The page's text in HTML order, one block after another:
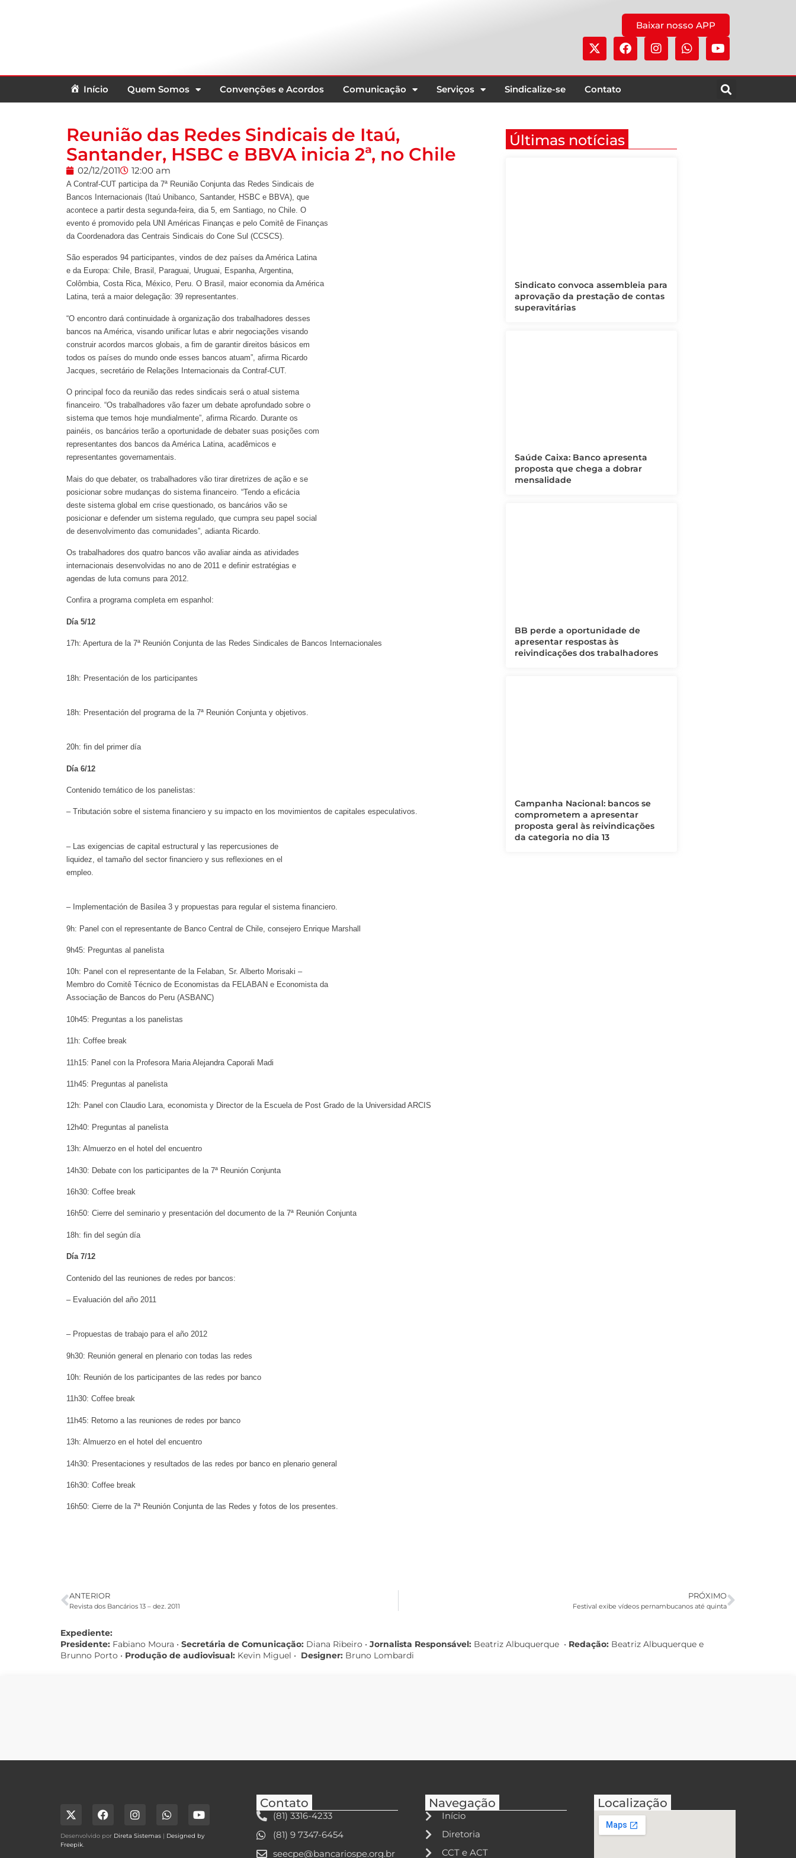
Baixar nosso APP
Início Quem Somos Convenções e Acordos Comunicação Serviços Sindicalize-se Contato
Reunião das Redes Sindicais de Itaú,
Santander, HSBC e BBVA inicia 2ª, no Chile
02/12/2011 12:00 am
A Contraf-CUT participa da 7ª Reunião Conjunta das Redes Sindicais de
Bancos Internacionais (Itaú Unibanco, Santander, HSBC e BBVA), que
acontece a partir desta segunda-feira, dia 5, em Santiago, no Chile. O
evento é promovido pela UNI Américas Finanças e pelo Comitê de Finanças
da Coordenadora das Centrais Sindicais do Cone Sul (CCSCS).
São esperados 94 participantes, vindos de dez países da América Latina
e da Europa: Chile, Brasil, Paraguai, Uruguai, Espanha, Argentina,
Colômbia, Costa Rica, México, Peru. O Brasil, maior economia da América
Latina, terá a maior delegação: 39 representantes.
“O encontro dará continuidade à organização dos trabalhadores desses
bancos na América, visando unificar lutas e abrir negociações visando
construir acordos marcos globais, a fim de garantir direitos básicos em
todos os países do mundo onde esses bancos atuam”, afirma Ricardo
Jacques, secretário de Relações Internacionais da Contraf-CUT.
O principal foco da reunião das redes sindicais será o atual sistema
financeiro. “Os trabalhadores vão fazer um debate aprofundado sobre o
sistema que temos hoje mundialmente”, afirma Ricardo. Durante os
painéis, os bancários terão a oportunidade de debater suas posições com
representantes dos bancos da América Latina, acadêmicos e
representantes governamentais.
Mais do que debater, os trabalhadores vão tirar diretrizes de ação e se
posicionar sobre mudanças do sistema financeiro. “Tendo a eficácia
deste sistema global em crise questionado, os bancários vão se
posicionar e defender um sistema regulado, que cumpra seu papel social
de desenvolvimento das comunidades”, adianta Ricardo.
Os trabalhadores dos quatro bancos vão avaliar ainda as atividades
internacionais desenvolvidas no ano de 2011 e definir estratégias e
agendas de luta comuns para 2012.
Confira a programa completa em espanhol:
Día 5/12
17h: Apertura de la 7ª Reunión Conjunta de las Redes Sindicales de Bancos Internacionales
18h: Presentación de los participantes
18h: Presentación del programa de la 7ª Reunión Conjunta y objetivos.
20h: fin del primer día
Día 6/12
Contenido temático de los panelistas:
– Tributación sobre el sistema financiero y su impacto en los movimientos de capitales especulativos.
– Las exigencias de capital estructural y las repercusiones de
liquidez, el tamaño del sector financiero y sus reflexiones en el
empleo.
– Implementación de Basilea 3 y propuestas para regular el sistema financiero.
9h: Panel con el representante de Banco Central de Chile, consejero Enrique Marshall
9h45: Preguntas al panelista
10h: Panel con el representante de la Felaban, Sr. Alberto Morisaki –
Membro do Comitê Técnico de Economistas da FELABAN e Economista da
Associação de Bancos do Peru (ASBANC)
10h45: Preguntas a los panelistas
11h: Coffee break
11h15: Panel con la Profesora Maria Alejandra Caporali Madi
11h45: Preguntas al panelista
12h: Panel con Claudio Lara, economista y Director de la Escuela de Post Grado de la Universidad ARCIS
12h40: Preguntas al panelista
13h: Almuerzo en el hotel del encuentro
14h30: Debate con los participantes de la 7ª Reunión Conjunta
16h30: Coffee break
16h50: Cierre del seminario y presentación del documento de la 7ª Reunión Conjunta
18h: fin del según día
Día 7/12
Contenido del las reuniones de redes por bancos:
– Evaluación del año 2011
– Propuestas de trabajo para el año 2012
9h30: Reunión general en plenario con todas las redes
10h: Reunión de los participantes de las redes por banco
11h30: Coffee break
11h45: Retorno a las reuniones de redes por banco
13h: Almuerzo en el hotel del encuentro
14h30: Presentaciones y resultados de las redes por banco en plenario general
16h30: Coffee break
16h50: Cierre de la 7ª Reunión Conjunta de las Redes y fotos de los presentes.
Últimas notícias
Sindicato convoca assembleia para
aprovação da prestação de contas
superavitárias
Saúde Caixa: Banco apresenta
proposta que chega a dobrar
mensalidade
BB perde a oportunidade de
apresentar respostas às
reivindicações dos trabalhadores
Campanha Nacional: bancos se
comprometem a apresentar
proposta geral às reivindicações
da categoria no dia 13
ANTERIOR
Revista dos Bancários 13 – dez. 2011
PRÓXIMO
Festival exibe vídeos pernambucanos até quinta
Expediente:
Presidente: Fabiano Moura • Secretária de Comunicação: Diana Ribeiro • Jornalista Responsável: Beatriz Albuquerque • Redação: Beatriz Albuquerque e
Brunno Porto • Produção de audiovisual: Kevin Miguel • Designer: Bruno Lombardi
Desenvolvido por Direta Sistemas | Designed by
Freepik
Contato
(81) 3316-4233
(81) 9 7347-6454
seecpe@bancariospe.org.br
Navegação
Início
Diretoria
CCT e ACT
Localização